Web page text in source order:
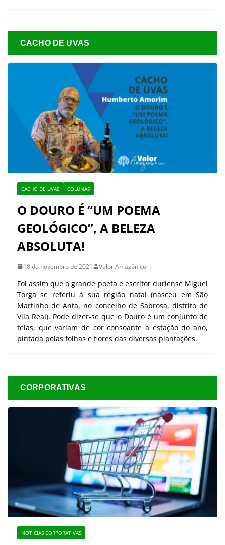
CACHO DE UVAS
CACHO DE UVAS COLUNAS
O DOURO É “UM POEMA
GEOLÓGICO”, A BELEZA
ABSOLUTA!
18 de novembro de 2021 Valor Amazônico
Foi assim que o grande poeta e escritor duriense Miguel
Torga se referiu à sua região natal (nasceu em São
Martinho de Anta, no concelho de Sabrosa, distrito de
Vila Real). Pode dizer-se que o Douro é um conjunto de
telas, que variam de cor consoante a estação do ano,
pintada pelas folhas e flores das diversas plantações.
CORPORATIVAS
NOTÍCIAS CORPORATIVAS